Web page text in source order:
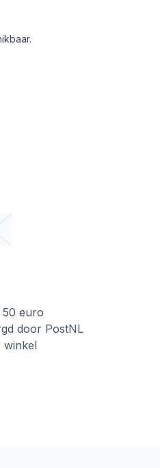
50 euro
door PostNL
winkel